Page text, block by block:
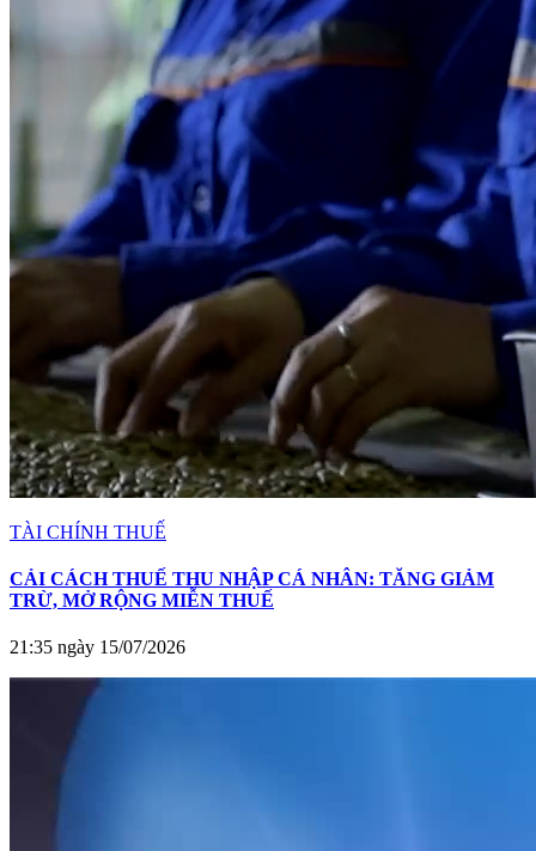
TÀI CHÍNH THUẾ
CẢI CÁCH THUẾ THU NHẬP CÁ NHÂN: TĂNG GIẢM
TRỪ, MỞ RỘNG MIỄN THUẾ
21:35 ngày 15/07/2026